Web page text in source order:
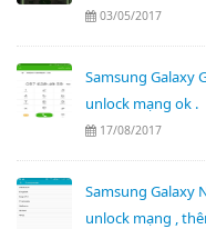
03/05/2017
Samsung Galaxy
unlock mạng ok .
17/08/2017
Samsung Galaxy
unlock mạng ,